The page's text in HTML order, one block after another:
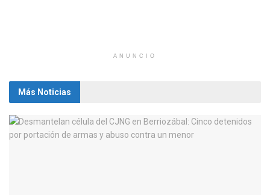
ANUNCIO
Más Noticias